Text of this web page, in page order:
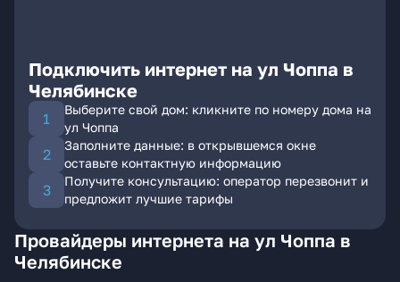
Подключить интернет на ул Чоппа в
Челябинске
Выберите свой дом: кликните по номеру дома на
ул Чоппа
Заполните данные: в открывшемся окне
оставьте контактную информацию
Получите консультацию: оператор перезвонит и
предложит лучшие тарифы
Провайдеры интернета на ул Чоппа в
Челябинске